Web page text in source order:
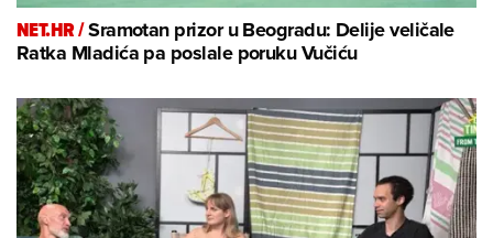
NET.HR /Sramotan prizor u Beogradu: Delije veličale
Ratka Mladića pa poslale poruku Vučiću